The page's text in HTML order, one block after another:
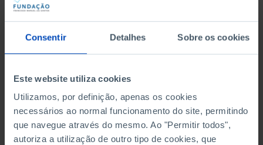
Consentir Detalhes Sobre os cookies
Este website utiliza cookies
Utilizamos, por definição, apenas os cookies
necessários ao normal funcionamento do site, permitindo
que navegue através do mesmo. Ao "Permitir todos",
autoriza a utilização de outro tipo de cookies, que
DATA DE INÍCIO
DATA DE FIM